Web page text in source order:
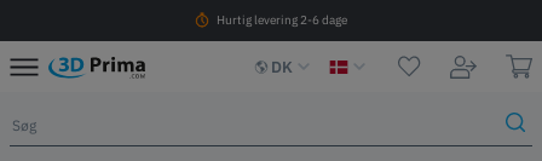
Hurtig levering 2-6 dage
DK